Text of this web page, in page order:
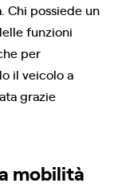
Chi possiede un
funzioni
per
il veicolo a
grazie
mobilità